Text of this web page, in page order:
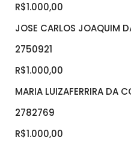
R$1.000,00
JOSE CARLOS JOAQUIM
2750921
R$1.000,00
MARIA LUIZAFERRIRA DA
2782769
R$1.000,00